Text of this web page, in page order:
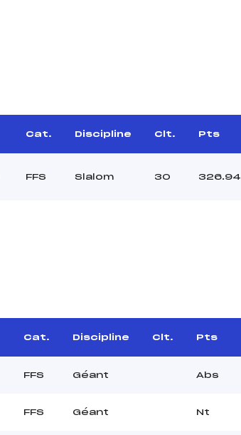
Cat. Discipline Clt. Pts
FFS Slalom 30 326.94
Cat. Discipline Clt. Pts
FFS Géant Abs
FFS Géant Nt